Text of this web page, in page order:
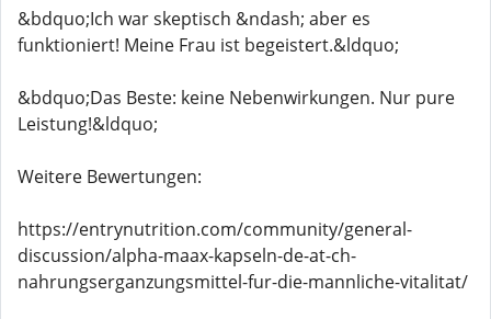
&bdquo;Ich war skeptisch &ndash; aber es
funktioniert! Meine Frau ist begeistert.&ldquo;
&bdquo;Das Beste: keine Nebenwirkungen. Nur pure
Leistung!&ldquo;
Weitere Bewertungen:
https://entrynutrition.com/community/general-
discussion/alpha-maax-kapseln-de-at-ch-
nahrungserganzungsmittel-fur-die-mannliche-vitalitat/